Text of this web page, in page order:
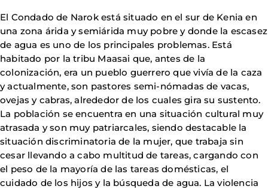
El Condado de Narok está situado en el sur de Kenia en
una zona árida y semiárida muy pobre y donde la escasez
de agua es uno de los principales problemas. Está
habitado por la tribu Maasai que, antes de la
colonización, era un pueblo guerrero que vivía de la caza
y actualmente, son pastores semi-nómadas de vacas,
ovejas y cabras, alrededor de los cuales gira su sustento.
La población se encuentra en una situación cultural muy
atrasada y son muy patriarcales, siendo destacable la
situación discriminatoria de la mujer, que trabaja sin
cesar llevando a cabo multitud de tareas, cargando con
el peso de la mayoría de las tareas domésticas, el
cuidado de los hijos y la búsqueda de agua. La violencia